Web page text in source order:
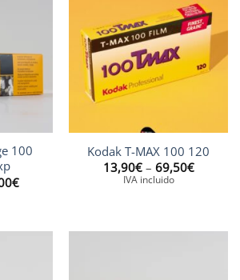
100
€Interval
de
Kodak T-MAX 100 120
13,90€ – 69,50€Interval
IVA incluido